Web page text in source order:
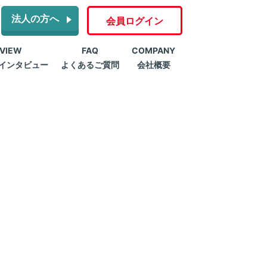
法人の方へ 会員ログイン
ンタビュー
FAQ
よくあるご質問
COMPANY
会社概要